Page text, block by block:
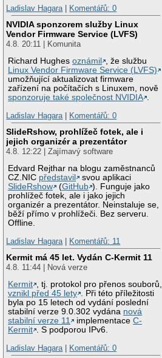
Ladislav Hagara| Komentářů: 0
NVIDIA sponzorem služby Linux
Vendor Firmware Service (LVFS)
4.8. 20:11 | Komunita
Richard Hughesoznámil
, že službu
Linux Vendor Firmware Service (LVFS)
umožňující aktualizovat firmware
zařízení na počítačích s Linuxem, nově
sponzoruje také společnost NVIDIA .
Ladislav Hagara| Komentářů: 0
SlideRshow, prohlížeč fotek, ale i
jejich organizér a prezentátor
4.8. 12:22 | Zajímavý software
Edvard Rejthar na blogu zaměstnanců
CZ.NIC představil
svou aplikaci
SlideRshow
(GitHub ). Funguje jako
prohlížeč fotek, ale i jako jejich
organizér a prezentátor. Neinstaluje se,
běží přímo v prohlížeči. Bez serveru.
Offline.
Ladislav Hagara| Komentářů: 11
Kermit má 45 let. Vydán C-Kermit 11
4.8. 11:44 | Nová verze
Kermit , tj. protokol pro přenos souborů,
vznikl před 45 lety . Při této příležitosti
byla po 15 letech od vydání poslední
stabilní verze 9.0.302 vydána nová
stabilní verze 11
implementaceC-
Kermit . S podporou IPv6.
Ladislav Hagara| Komentářů: 0